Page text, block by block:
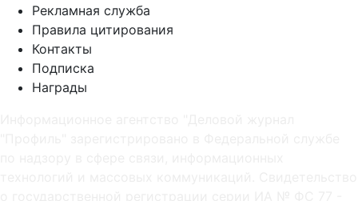
Рекламная служба
Правила цитирования
Контакты
Подписка
Награды